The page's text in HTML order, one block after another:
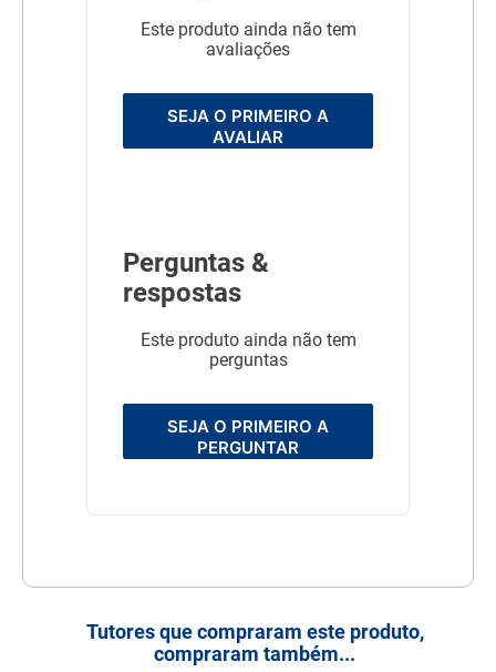
Este produto ainda não tem
avaliações
SEJA O PRIMEIRO A
AVALIAR
Perguntas &
respostas
Este produto ainda não tem
perguntas
SEJA O PRIMEIRO A
PERGUNTAR
Tutores que compraram este produto,
compraram também...